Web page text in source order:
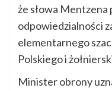
że słowa
odpowiedzialności
elementarnego
Polskiego i
Minister obrony